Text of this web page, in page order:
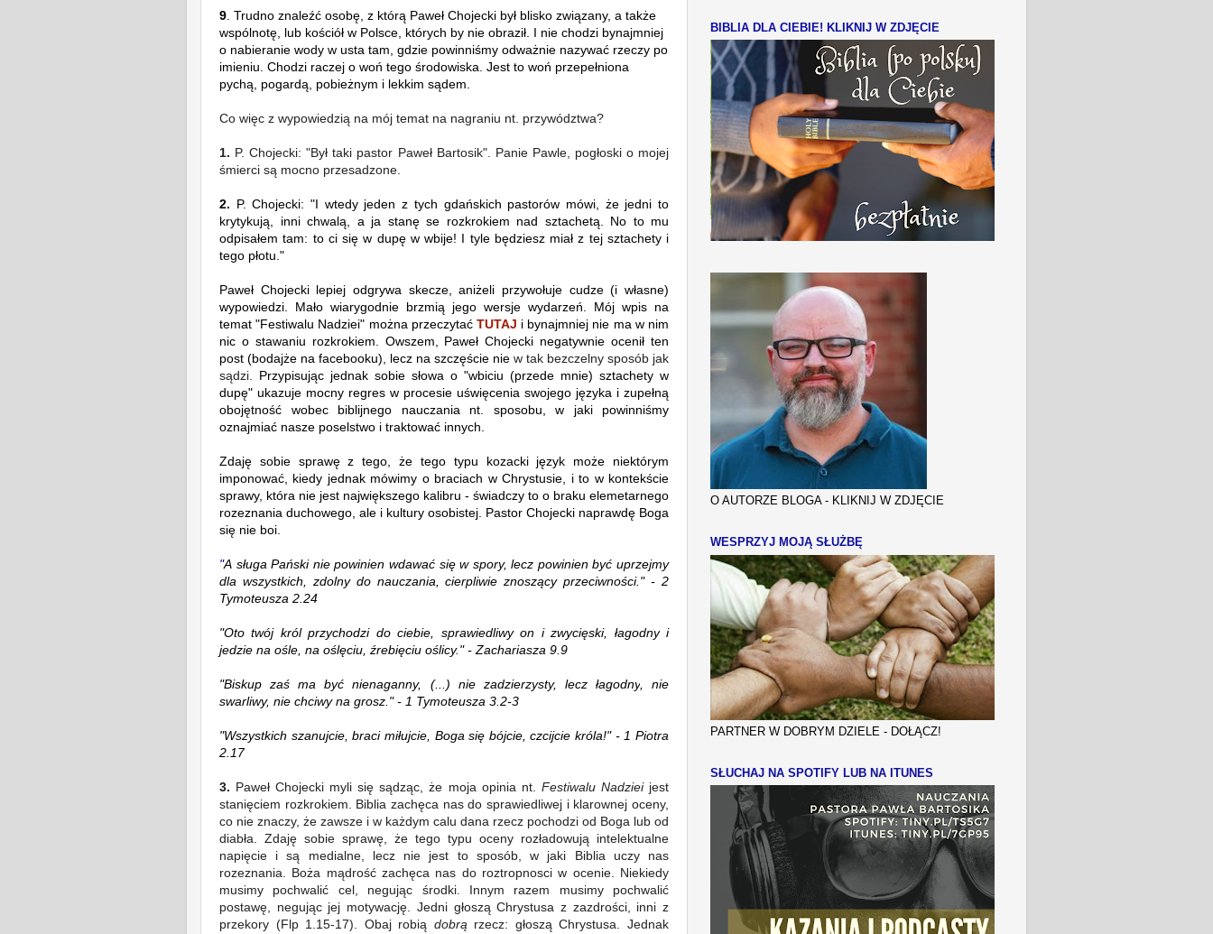
9 . Trudno znaleźć osobę, z którą Paweł Chojecki był blisko związany, a także
wspólnotę, lub kościół w Polsce, których by nie obraził. I nie chodzi bynajmniej
o nabieranie wody w usta tam, gdzie powinniśmy odważnie nazywać rzeczy po
imieniu. Chodzi raczej o woń tego środowiska. Jest to woń przepełniona
pychą, pogardą, pobieżnym i lekkim sądem.
Co więc z wypowiedzią na mój temat na nagraniu nt. przywództwa?
1. P. Chojecki:"Był taki pastor Paweł Bartosik". Panie Pawle, pogłoski o mojej
śmierci są mocno przesadzone.
2. P. Chojecki: "I wtedy jeden z tych gdańskich pastorów mówi, że jedni to
krytykują, inni chwalą, a ja stanę se rozkrokiem nad sztachetą. No to mu
odpisałem tam: to ci się w dupę w wbije! I tyle będziesz miał z tej sztachety i
tego płotu."
Paweł Chojecki lepiej odgrywa skecze, aniżeli przywołuje cudze (i własne)
wypowiedzi. Mało wiarygodnie brzmią jego wersje wydarzeń. Mój wpis na
temat "Festiwalu Nadziei" można przeczytać TUTAJ i bynajmniej nie ma w nim
nic o stawaniu rozkrokiem. Owszem, Paweł Chojecki negatywnie ocenił ten
post (bodajże na facebooku), lecz na szczęście nie w tak bezczelny sposób jak
sądzi. Przypisując jednak sobie słowa o "wbiciu (przede mnie) sztachety w
dupę" ukazuje mocny regres w procesie uświęcenia swojego języka i zupełną
obojętność wobec biblijnego nauczania nt. sposobu, w jaki powinniśmy
oznajmiać nasze poselstwo i traktować innych.
Zdaję sobie sprawę z tego, że tego typu kozacki język może niektórym
imponować, kiedy jednak mówimy o braciach w Chrystusie, i to w kontekście
sprawy, która nie jest największego kalibru - świadczy to o braku elemetarnego
rozeznania duchowego, ale i kultury osobistej. Pastor Chojecki naprawdę Boga
się nie boi.
"A sługa Pański nie powinien wdawać się w spory, lecz powinien być uprzejmy
dla wszystkich, zdolny do nauczania, cierpliwie znoszący przeciwności." - 2
Tymoteusza 2.24
"Oto twój król przychodzi do ciebie, sprawiedliwy on i zwycięski, łagodnyi
jedzie na ośle, na oślęciu, źrebięciu oślicy." - Zachariasza 9.9
"Biskup zaś ma być nienaganny, (...) nie zadzierzysty, lecz łagodny, nie
swarliwy, nie chciwy na grosz." - 1 Tymoteusza 3 .2-3
"Wszystkich szanujcie, braci miłujcie, Boga się bójcie, czcijcie króla!" - 1 Piotra
2.17
3. Paweł Chojecki myli się sądząc, że moja opinia nt. Festiwalu Nadzieijest
stanięciem rozkrokiem. Biblia zachęca nas do sprawiedliwej i klarownej oceny,
co nie znaczy, że zawsze i w każdym calu dana rzecz pochodzi od Boga lub od
diabła. Zdaję sobie sprawę, że tego typu oceny rozładowują intelektualne
napięcie i są medialne, lecz nie jest to sposób, w jaki Biblia uczy nas
rozeznania. Boża mądrośćzachęca nas do roztropnosci w ocenie. Niekiedy
musimy pochwalić cel, negując środki.
Innym razem musimy pochwalić
postawę, negując jej motywację. Jedni głoszą Chrystusa z zazdrości, inni z
przekory (Flp 1.15-17). Obaj robią dobrą rzecz: głoszą Chrystusa. Jednak
BIBLIA DLA CIEBIE! KLIKNIJ W ZDJĘCIE
O AUTORZE BLOGA - KLIKNIJ W ZDJĘCIE
WESPRZYJ MOJĄ SŁUŻBĘ
PARTNER W DOBRYM DZIELE - DOŁĄCZ!
SŁUCHAJ NA SPOTIFY LUB NA ITUNES